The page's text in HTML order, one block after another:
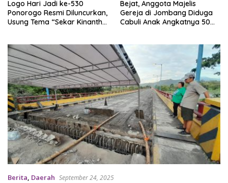
Logo Hari Jadi ke-530
Ponorogo Resmi Diluncurkan,
Usung Tema “Sekar Kinanthi,
Bejat, Anggota Majelis
Gereja di Jombang Diduga
Cabuli Anak Angkatnya 50
Berita, Daerah September 24, 2025